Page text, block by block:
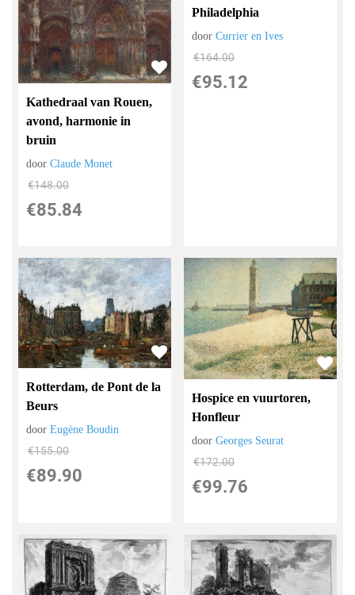
Kathedraal van Rouen,
avond, harmonie in
bruin
doorClaude Monet
€148.00
€85.84
Philadelphia
doorCurrier en Ives
€164.00
€95.12
Rotterdam, de Pont de la
Beurs
doorEugène Boudin
€155.00
€89.90
Hospice en vuurtoren,
Honfleur
doorGeorges Seurat
€172.00
€99.76